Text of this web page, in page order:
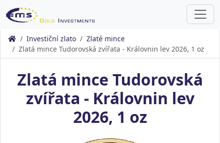
Investiční zlato
Zlaté mince
Zlatá mince Tudorovská zvířata - Královnin lev 2026, 1 oz
Zlatá mince Tudorovská
zvířata - Královnin lev
2026, 1 oz